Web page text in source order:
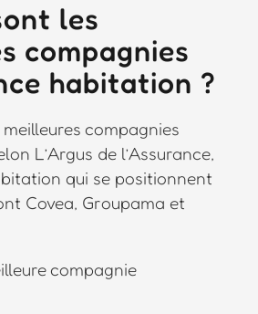
les
compagnies
habitation ?
compagnies
L’Argus de l’Assurance,
qui se positionnent
Covea, Groupama et
compagnie